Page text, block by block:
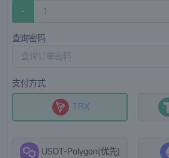
-
查询密码
支付方式
TRX
USDT-Polygon(优先)